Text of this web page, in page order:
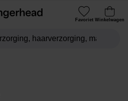
Favoriet Winkelwagen